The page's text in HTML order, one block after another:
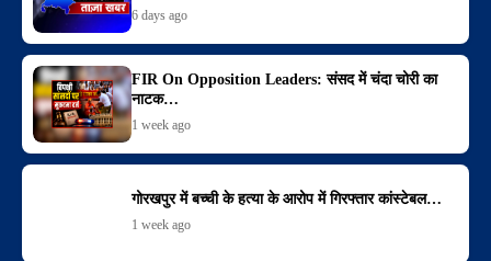
6 days ago
FIR On Opposition Leaders: संसद में चंदा चोरी का
नाटक…
1 week ago
गोरखपुर में बच्ची के हत्या के आरोप में गिरफ्तार कांस्टेबल…
1 week ago